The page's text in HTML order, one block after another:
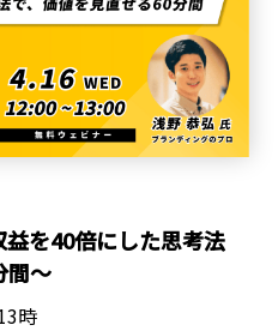
を40倍にした思考法
間～
時